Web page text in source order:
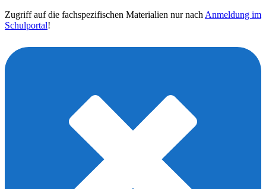
Zugriff auf die fachspezifischen Materialien nur nach Anmeldung im
Schulportal!